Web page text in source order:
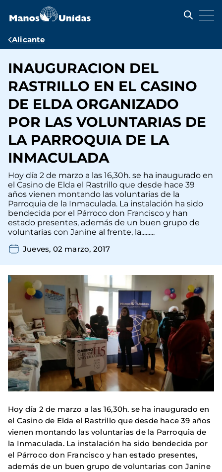
contenido
Ruta
navegación
Alicante
INAUGURACION DEL
RASTRILLO EN EL CASINO
DE ELDA ORGANIZADO
POR LAS VOLUNTARIAS DE
LA PARROQUIA DE LA
INMACULADA
Hoy día 2 de marzo a las 16,30h. se ha inaugurado en
el Casino de Elda el Rastrillo que desde hace 39
años vienen montando las voluntarias de la
Parroquia de la Inmaculada. La instalación ha sido
bendecida por el Párroco don Francisco y han
estado presentes, además de un buen grupo de
voluntarias con Janine al frente, la.........
Jueves, 02 marzo, 2017
Hoy día 2 de marzo a las 16,30h. se ha inaugurado en
el Casino de Elda el Rastrillo que desde hace 39 años
vienen montando las voluntarias de la Parroquia de
la Inmaculada. La instalación ha sido bendecida por
el Párroco don Francisco y han estado presentes,
además de un buen grupo de voluntarias con Janine